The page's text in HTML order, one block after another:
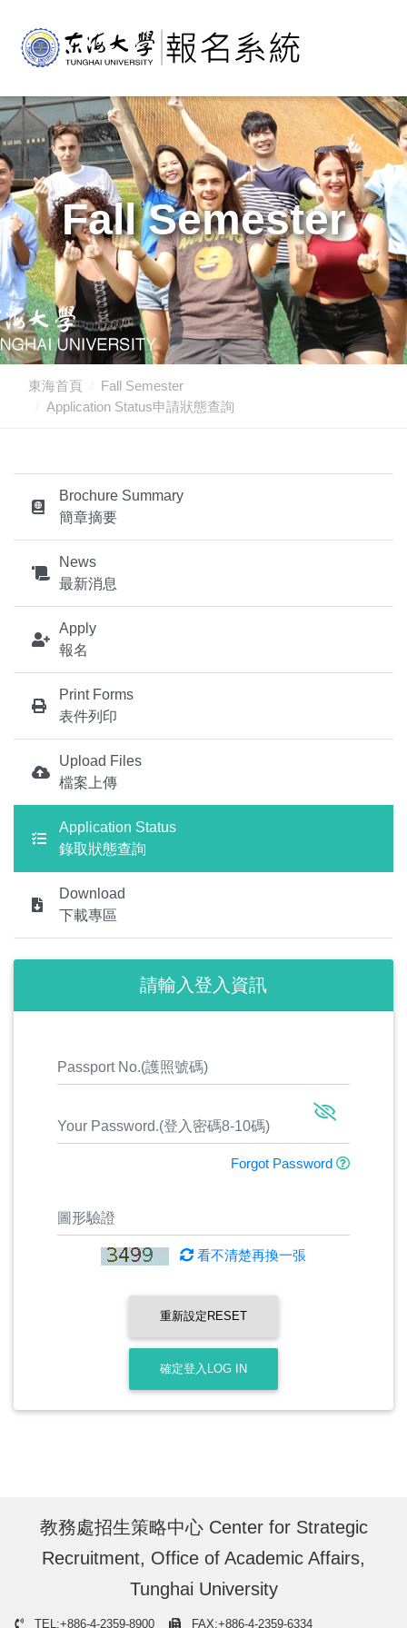
Fall Semester
東海首頁
Fall Semester
Application Status申請狀態查詢
Brochure Summary
簡章摘要
News
最新消息
Apply
報名
Print Forms
表件列印
Upload Files
檔案上傳
Application Status
錄取狀態查詢
Download
下載專區
請輸入登入資訊
Forgot Password
看不清楚再換一張
重新設定RESET
確定登入LOG IN
教務處招生策略中心 Center for Strategic
Recruitment, Office of Academic Affairs,
Tunghai University
TEL:+886-4-2359-8900 FAX:+886-4-2359-6334